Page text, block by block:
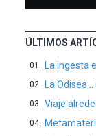
ÚLTIMOS
La ingesta
La
Viaje